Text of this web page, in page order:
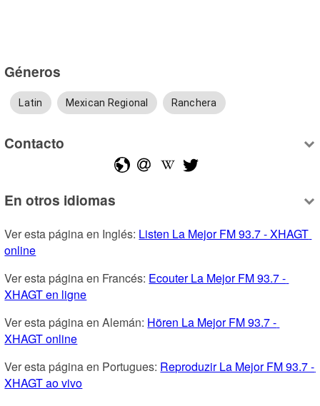
Géneros
Latin Mexican Regional Ranchera
Contacto
En otros idiomas
Ver esta página en Inglés: Listen La Mejor FM 93.7 - XHAGT
online
Ver esta página en Francés: Ecouter La Mejor FM 93.7 -
XHAGT en ligne
Ver esta página en Alemán: Hören La Mejor FM 93.7 -
XHAGT online
Ver esta página en Portugues: Reproduzir La Mejor FM 93.7 -
XHAGT ao vivo